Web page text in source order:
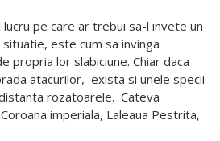
pe care ar trebui sa-l invete un
este cum sa invinga
propria lor slabiciune. Chiar daca
atacurilor, exista si unele specii
rozatoarele. Cateva
imperiala, Laleaua Pestrita,